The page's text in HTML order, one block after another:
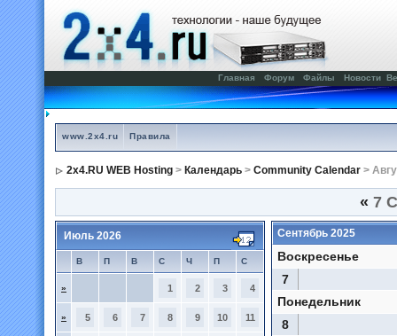
Главная Форум Файлы Новости
www.2x4.ru Правила
2x4.RU WEB Hosting > Календарь > Community Calendar >
« 7
Июль 2026
В П В С Ч П С
» 1 2 3 4
» 5 6 7 8 9 10 11
Сентябрь 2025
Воскресенье
7
Понедельник
8